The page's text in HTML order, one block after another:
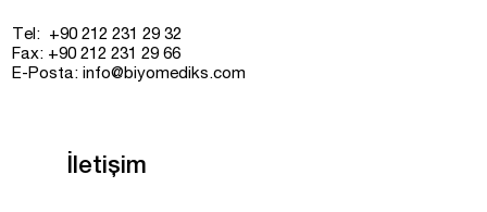
İletişim
Tel: +90 212 231 29 32
Fax: +90 212 231 29 66
E-Posta:info@biyomediks.com